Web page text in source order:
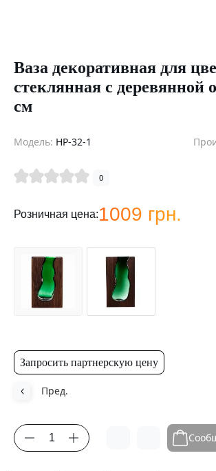
Ваза декоративная для
стеклянная с деревянной
см
Модель: HP-32-1
0
Запросить партнерскую цену
Пред.
Розничная цена:1009 грн.